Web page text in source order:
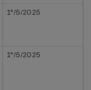
1°/5/2025
1°/5/2025